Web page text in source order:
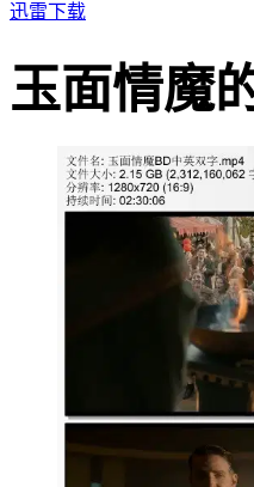
迅雷下载
玉面情魔